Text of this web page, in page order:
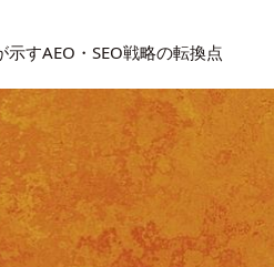
すAEO・SEO戦略の転換点